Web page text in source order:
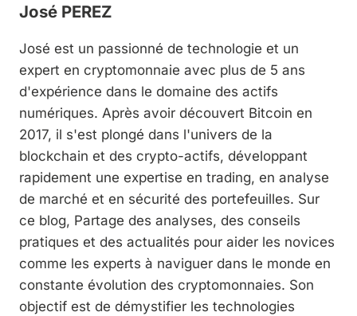
José PEREZ
José est un passionné de technologie et un
expert en cryptomonnaie avec plus de 5 ans
d'expérience dans le domaine des actifs
numériques. Après avoir découvert Bitcoin en
2017, il s'est plongé dans l'univers de la
blockchain et des crypto-actifs, développant
rapidement une expertise en trading, en analyse
de marché et en sécurité des portefeuilles. Sur
ce blog, Partage des analyses, des conseils
pratiques et des actualités pour aider les novices
comme les experts à naviguer dans le monde en
constante évolution des cryptomonnaies. Son
objectif est de démystifier les technologies